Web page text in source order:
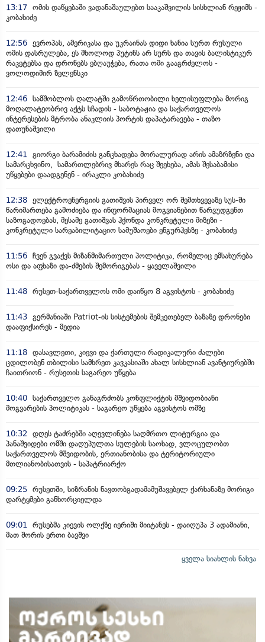
13:17 ომის დაწყებაში ვადანაშაულებთ სააკაშვილის სისხლიან რეჟიმს -
კობახიძე
12:56 ევროპას, ამერიკასა და უკრაინას დიდი ხანია სურთ რუსული
ომის დასრულება, ეს მხოლოდ პუტინს არ სურს და თავის ბალისტიკურ
რაკეტებსა და დრონებს ებღაუჭება, რათა ომი გააგრძელოს -
ვოლოდიმირ ზელენსკი
12:46 სამშობლოს ღალატში გამოწრთობილი ხელისუფლება მორიგ
მოღალატეობრივ აქტს სჩადის - საბოტაჟია და საქართველოს
ინტერესების მტრობა ანაკლიის პორტის დაპატარავება - თაზო
დათუნაშვილი
12:41
გიორგი ბარამიძის განცხადება მორალურად არის ამაზრზენი და
სამარცხვინო, სამართლებრივ მხარეს რაც შეეხება, ამას შესაბამისი
უწყებები დაადგენენ - ირაკლი კობახიძე
12:38 ელექტროენერგიის გათიშვის პირველ ორ შემთხვევაზე სუს-ში
წარიმართება გამოძიება და ინფორმაციას მოგვიანებით წარვუდგენთ
საზოგადოებას, მესამე გათიშვას ჰქონდა კონკრეტული მიზეზი -
კონკრეტული სარეაბილიტაციო სამუშაოები ენგურჰესზე - კობახიძე
11:56 ჩვენ გვაქვს მიზანმიმართული პოლიტიკა, რომელიც ემსახურება
ოსი და აფხაზი და-ძმების შემორიგებას - ყაველაშვილი
11:48 რუსეთ-საქართველოს ომი დაიწყო 8 აგვისტოს - კობახიძე
11:43 გერმანიაში Patriot-ის სისტემების შემკეთებელ ბაზაზე დრონები
დააფიქსირეს - მედია
11:18 დასავლეთი, კიევი და ქართული რადიკალური ძალები
ცდილობენ თბილისი სამხრეთ კავკასიაში ახალ სისხლიან ავანტიურებში
ჩაითრიონ - რუსეთის საგარეო უწყება
10:40 საქართველო განაგრძობს კონფლიქტის მშვიდობიანი
მოგვარების პოლიტიკას - საგარეო უწყება აგვისტოს ომზე
10:32
დღეს ტაძრებში აღევლინება საღმრთო ლიტურგია და
პანაშვიდები ომში დაღუპულთა სულების საოხად, ვლოცულობთ
საქართველოს მშვიდობის, ერთიანობისა და ტერიტორიული
მთლიანობისათვის - საპატრიარქო
09:25 რუსეთში, სიზრანის ნავთობგადამამუშავებელ ქარხანაზე მორიგი
დარტყმები განხორციელდა
09:01
რუსებმა კიევის ოლქზე იერიში მიიტანეს - დაიღუპა 3 ადამიანი,
მათ შორის ერთი ბავშვი
ყველა სიახლის ნახვა